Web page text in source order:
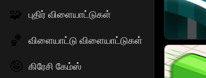
🧩 புதிர் விளையாட்டுகள்
🏀 விளையாட்டு விளையாட்டுகள்
🤪 கிரேசி கேம்ஸ்